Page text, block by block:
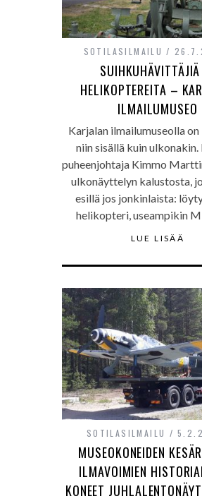
SOTILASILMAILU
HELIKOPTEREITA –
ILMAILUMUSEO
Karjalan ilmailumuseolla
niin sisällä kuin ulkonakin.
puheenjohtaja Kimmo
ulkonäyttelyn kalustosta,
esillä jos jonkinlaista:
helikopteri, useampikin
LUE LISÄÄ
SOTILASILMAILU
MUSEOKONEIDEN
ILMAVOIMIEN
KONEET